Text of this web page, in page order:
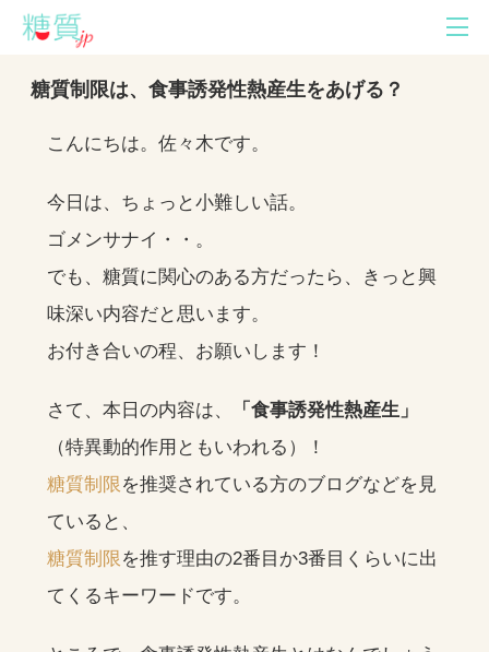
糖質制限は、食事誘発性熱産生をあげる？
こんにちは。佐々木です。
今日は、ちょっと小難しい話。
ゴメンサナイ・・。
でも、糖質に関心のある方だったら、きっと興
味深い内容だと思います。
お付き合いの程、お願いします！
さて、本日の内容は、
「食事誘発性熱産生」
（特異動的作用ともいわれる）！
糖質制限 を推奨されている方のブログなどを見
ていると、
糖質制限 を推す理由の2番目か3番目くらいに出
てくるキーワードです。